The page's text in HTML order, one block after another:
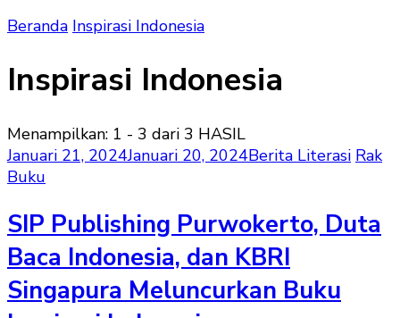
Beranda Inspirasi Indonesia
Inspirasi Indonesia
Menampilkan: 1 - 3 dari 3 HASIL
Januari 21, 2024Januari 20, 2024Berita Literasi Rak
Buku
SIP Publishing Purwokerto, Duta
Baca Indonesia, dan KBRI
Singapura Meluncurkan Buku